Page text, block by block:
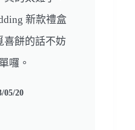
新款禮盒
喜餅的話不妨
囉。
05/20